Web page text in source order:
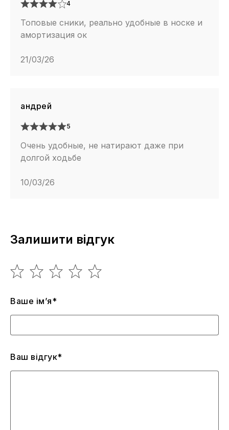
4
Топовые сники, реально удобные в носке и
амортизация ок
21/03/26
андрей
5
Очень удобные, не натирают даже при
долгой ходьбе
10/03/26
Залишити відгук
Ваше ім’я*
Ваш відгук*